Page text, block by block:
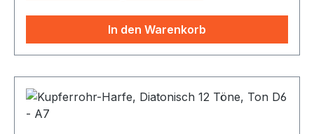
In den Warenkorb